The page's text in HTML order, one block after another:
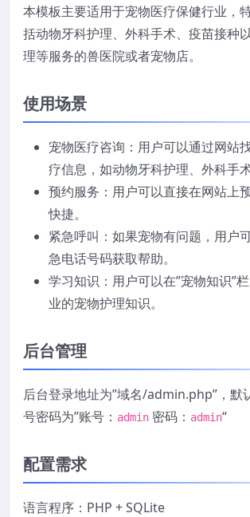
本模板主要适用于宠物医疗保健行业，
括动物牙科护理、外科手术、疫苗接种
理等服务的兽医院或者宠物店。
使用场景
宠物医疗咨询：用户可以通过网站
疗信息，如动物牙科护理、外科手术
预约服务：用户可以直接在网站上
快捷。
紧急呼叫：如果宠物有问题，用户
急电话号码获取帮助。
学习知识：用户可以在”宠物知识”
业的宠物护理知识。
后台管理
后台登录地址为”域名/admin.php”，默
号密码为”账号： admin 密码： admin“
配置需求
语言程序：PHP + SQLite